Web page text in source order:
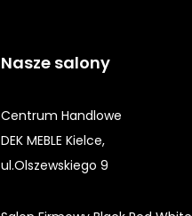
Nasze salony
Centrum Handlowe
DEK MEBLE Kielce,
ul.Olszewskiego 9